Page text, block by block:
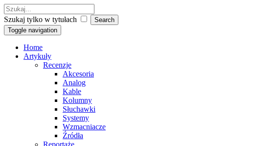
Szukaj tylko w tytułach
Toggle navigation
Home
Artykuły
Recenzje
Akcesoria
Analog
Kable
Kolumny
Słuchawki
Systemy
Wzmacniacze
Źródła
Reportaże